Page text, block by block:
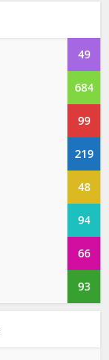
49
684
99
219
48
94
66
93